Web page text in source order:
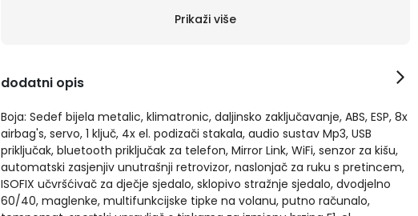
Prikaži više
dodatni opis
Boja: Sedef bijela metalic, klimatronic, daljinsko zaključavanje, ABS, ESP, 8x
airbag's, servo, 1 ključ, 4x el. podizači stakala, audio sustav Mp3, USB
priključak, bluetooth priključak za telefon, Mirror Link, WiFi, senzor za kišu,
automatski zasjenjiv unutrašnji retrovizor, naslonjač za ruku s pretincem,
ISOFIX učvršćivač za dječje sjedalo, sklopivo stražnje sjedalo, dvodjelno
60/40, maglenke, multifunkcijske tipke na volanu, putno računalo,